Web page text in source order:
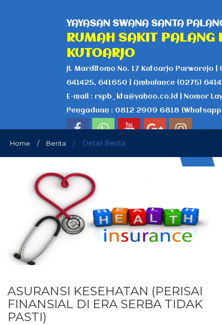
YAYASAN SWANA SANTA
RUMAH SAKIT PALANG
KUTOARJO
Jl. Marditomo No. 17 Kutoarjo Purworejo |
641425, 641650 | Ambulance (0275)
E-mail : rspb_kta@yahoo.co.id | Nomor
Pengaduan : 0812 2909 6818
Home / Berita / Detail Berita
ASURANSI KESEHATAN (PERISAI
FINANSIAL DI ERA SERBA TIDAK
PASTI)